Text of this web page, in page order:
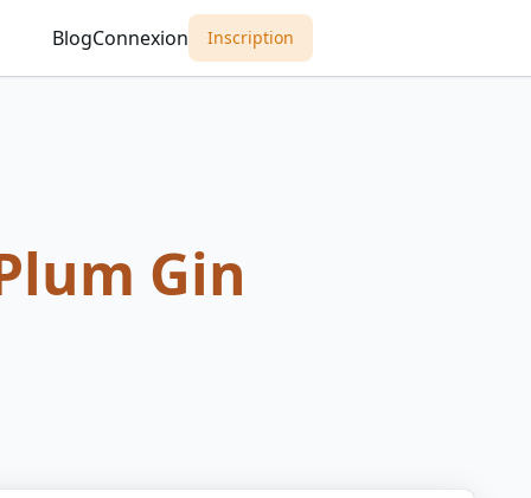
BlogConnexion Inscription
Gin